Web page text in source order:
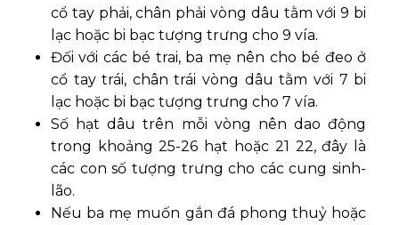
cổ tay phải, chân phải vòng dâu tằm với 9 bi
lạc hoặc bi bạc tượng trưng cho 9 vía.
Đối với các bé trai, ba mẹ nên cho bé đeo ở
cổ tay trái, chân trái vòng dâu tằm với 7 bi
lạc hoặc bi bạc tượng trưng cho 7 vía.
Số hạt dâu trên mỗi vòng nên dao động
trong khoảng 25-26 hạt hoặc 21 22, đây là
các con số tượng trưng cho các cung sinh-
lão.
Nếu ba mẹ muốn gắn đá phong thuỷ hoặc